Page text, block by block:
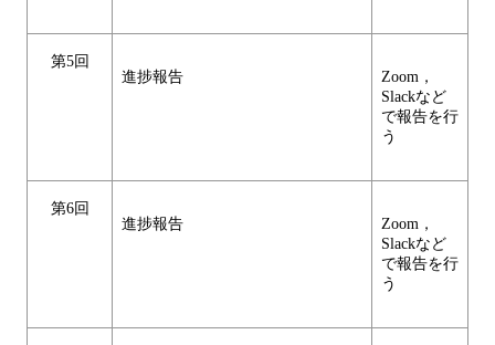
第5回
進捗報告
Zoom，
Slackなど
で報告を行
う
第6回
進捗報告
Zoom，
Slackなど
で報告を行
う